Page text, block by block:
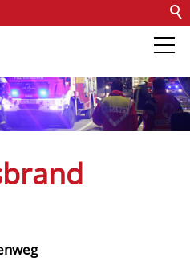
Barrierefreiheit